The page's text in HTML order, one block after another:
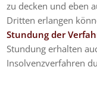
zu decken und eben
Dritten erlangen
Stundung der
Stundung erhalten
Insolvenzverfahren